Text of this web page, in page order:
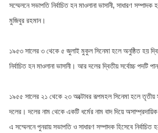
সম্মেলনে সভাপতি নির্বাচিত হন মাওলানা ভাসানী, সাধারণ
মুজিবুর রহমান।
১৯৫৩ সালের ৩ থেকে ৫ জুলাই মুকুল সিনেমা হলে অনুষ্ঠিত হয়
নির্বাচিত হন মাওলানা ভাসানী। আর দলের দ্বিতীয় সর্বোচ্চ পদটি
১৯৫৫ সালের ২১ থেকে ২৩ অক্টোবর রূপমহল সিনেমা হলে তৃতীয়
দলের। দলের নাম থেকে একটি ধর্মের নাম বাদ দিয়ে
এ সম্মেলনে পুনরায় সভাপতি ও সাধারণ সম্পাদক হিসেবে নির্বাচিত